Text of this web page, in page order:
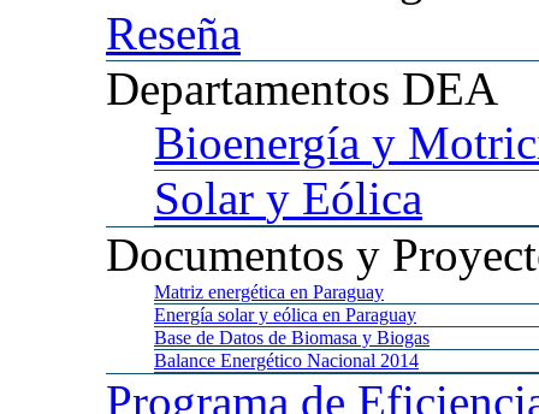
Reseña
Departamentos DEA
Bioenergía y
Solar y Eólica
Documentos y
Matriz energética en Paraguay
Energía solar y eólica en Paraguay
Base de Datos de Biomasa y Biogas
Balance Energético Nacional 2014
Programa de